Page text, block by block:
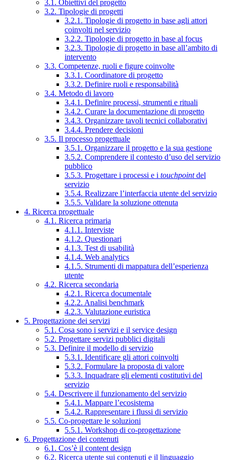
3.1. Obiettivi del progetto
3.2. Tipologie di progetti
3.2.1. Tipologie di progetto in base agli attori
coinvolti nel servizio
3.2.2. Tipologie di progetto in base al focus
3.2.3. Tipologie di progetto in base all’ambito di
intervento
3.3. Competenze, ruoli e figure coinvolte
3.3.1. Coordinatore di progetto
3.3.2. Definire ruoli e responsabilità
3.4. Metodo di lavoro
3.4.1. Definire processi, strumenti e rituali
3.4.2. Curare la documentazione di progetto
3.4.3. Organizzare tavoli tecnici collaborativi
3.4.4. Prendere decisioni
3.5. Il processo progettuale
3.5.1. Organizzare il progetto e la sua gestione
3.5.2. Comprendere il contesto d’uso del servizio
pubblico
3.5.3. Progettare i processi e i touchpointdel
servizio
3.5.4. Realizzare l’interfaccia utente del servizio
3.5.5. Validare la soluzione ottenuta
4. Ricerca progettuale
4.1. Ricerca primaria
4.1.1. Interviste
4.1.2. Questionari
4.1.3. Test di usabilità
4.1.4. Web analytics
4.1.5. Strumenti di mappatura dell’esperienza
utente
4.2. Ricerca secondaria
4.2.1. Ricerca documentale
4.2.2. Analisi benchmark
4.2.3. Valutazione euristica
5. Progettazione dei servizi
5.1. Cosa sono i servizi e il service design
5.2. Progettare servizi pubblici digitali
5.3. Definire il modello di servizio
5.3.1. Identificare gli attori coinvolti
5.3.2. Formulare la proposta di valore
5.3.3. Inquadrare gli elementi costitutivi del
servizio
5.4. Descrivere il funzionamento del servizio
5.4.1. Mappare l’ecosistema
5.4.2. Rappresentare i flussi di servizio
5.5. Co-progettare le soluzioni
5.5.1. Workshop di co-progettazione
6. Progettazione dei contenuti
6.1. Cos’è il content design
6.2. Ricerca utente sui contenuti e il linguaggio